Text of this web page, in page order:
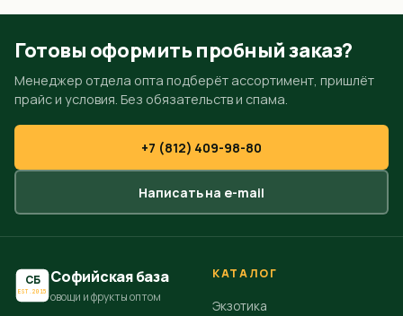
Готовы оформить пробный заказ?
Менеджер отдела опта подберёт ассортимент, пришлёт
прайс и условия. Без обязательств и спама.
+7 (812) 409-98-80
Написать на e-mail
СБ
EST.2015
Софийская база
овощи и фрукты оптом
КАТАЛОГ
Экзотика